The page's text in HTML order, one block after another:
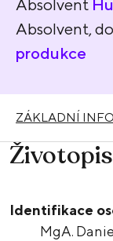
Absolvent
Absolvent,
produkce
ZÁKLADNÍ
Životopis
Identifikace
MgA.